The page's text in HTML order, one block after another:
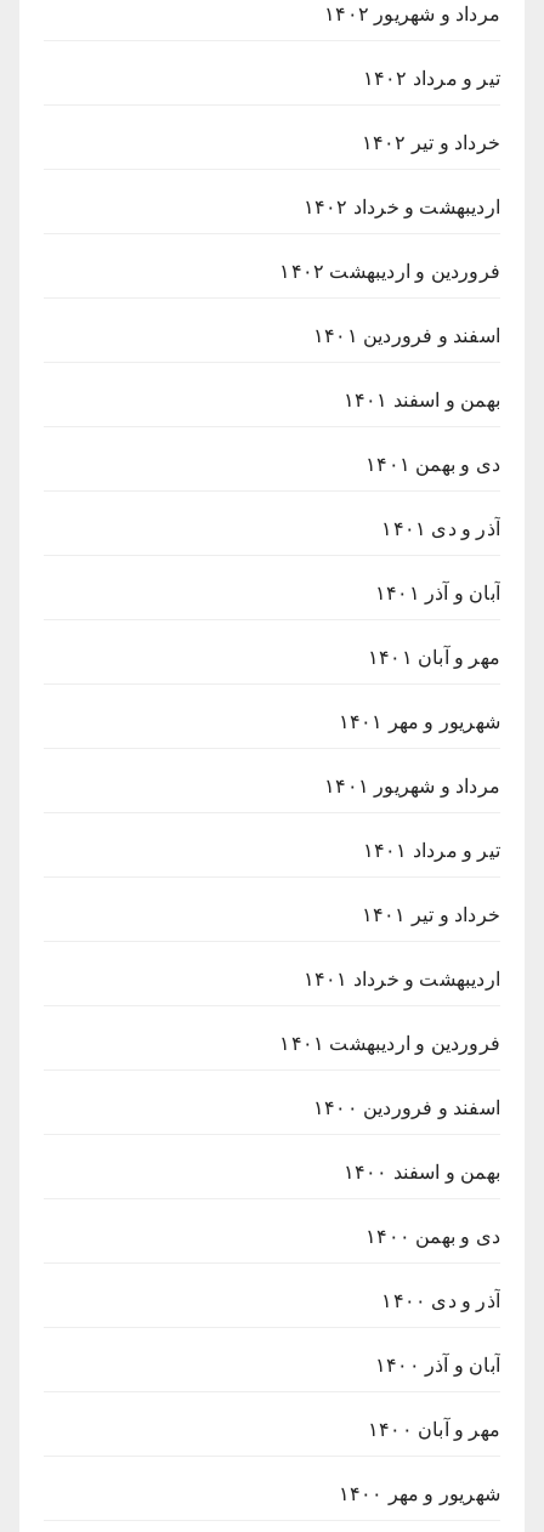
مرداد و شهریور ۱۴۰۲
تیر و مرداد ۱۴۰۲
خرداد و تیر ۱۴۰۲
اردیبهشت و خرداد ۱۴۰۲
فروردین و اردیبهشت ۱۴۰۲
اسفند و فروردین ۱۴۰۱
بهمن و اسفند ۱۴۰۱
دی و بهمن ۱۴۰۱
آذر و دی ۱۴۰۱
آبان و آذر ۱۴۰۱
مهر و آبان ۱۴۰۱
شهریور و مهر ۱۴۰۱
مرداد و شهریور ۱۴۰۱
تیر و مرداد ۱۴۰۱
خرداد و تیر ۱۴۰۱
اردیبهشت و خرداد ۱۴۰۱
فروردین و اردیبهشت ۱۴۰۱
اسفند و فروردین ۱۴۰۰
بهمن و اسفند ۱۴۰۰
دی و بهمن ۱۴۰۰
آذر و دی ۱۴۰۰
آبان و آذر ۱۴۰۰
مهر و آبان ۱۴۰۰
شهریور و مهر ۱۴۰۰